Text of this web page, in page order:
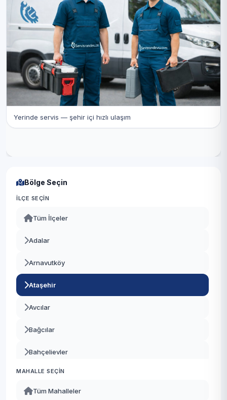
Yerinde servis — şehir içi hızlı ulaşım
Bölge Seçin
İLÇE SEÇIN
Tüm İlçeler
Adalar
Arnavutköy
Ataşehir
Avcılar
Bağcılar
Bahçelievler
Bakırköy
Başakşehir
MAHALLE SEÇIN
Tüm Mahalleler